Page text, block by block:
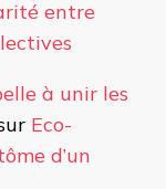
entre
à unir les
Eco-
d’un